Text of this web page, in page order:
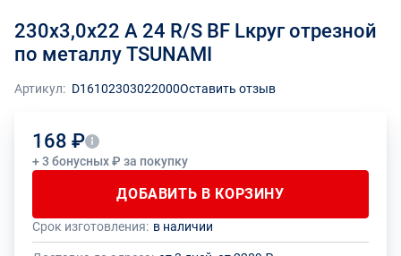
230х3,0х22 A 24 R/S BF Lкруг отрезной
по металлу TSUNAMI
Артикул: D16102303022000Оставить отзыв
168 ₽
+ 3 бонусных ₽ за покупку
ДОБАВИТЬ В КОРЗИНУ
Общее количество данного товара должно быть кратно размеру
На данный товар производителем установлено ограничение по
Срок изготовления: в наличии